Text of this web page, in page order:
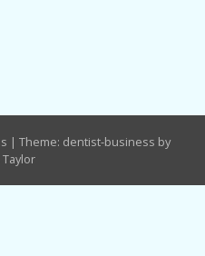
| Theme: dentist-business by